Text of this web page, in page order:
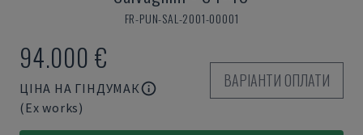
FR-PUN-SAL-2001-00001
94.000 €
ЦІНА НА ГІНДУМАК
(Ex works)
ВАРІАНТИ ОПЛАТИ